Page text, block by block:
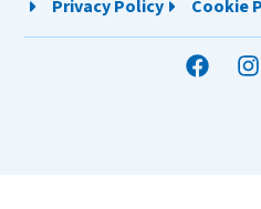
Privacy Policy Cookie